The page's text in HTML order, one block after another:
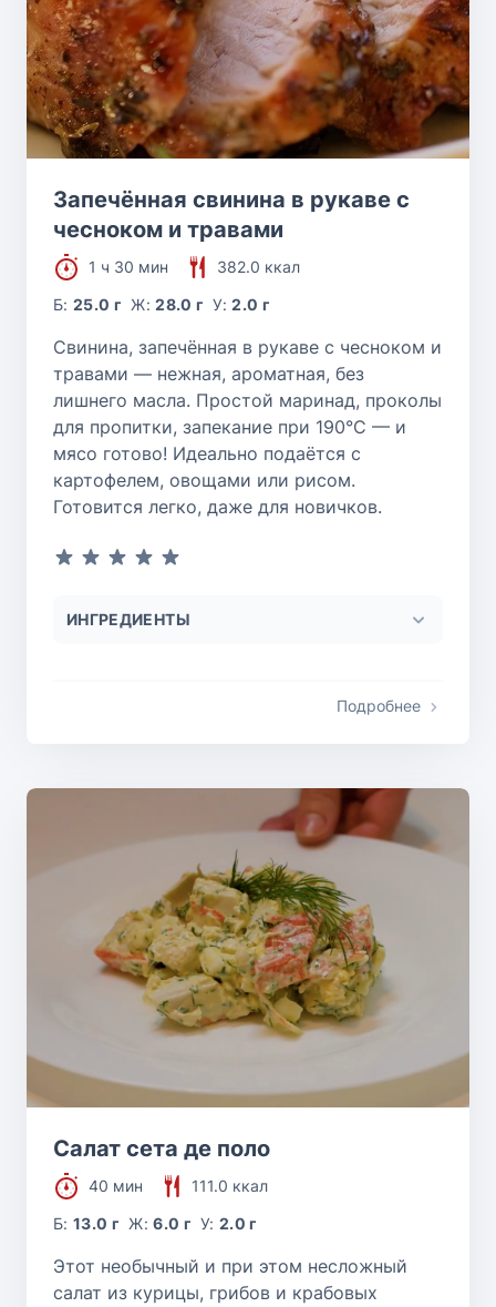
Запечённая свинина в рукаве с
чесноком и травами
1 ч 30 мин
382.0 ккал
Б:25.0 г Ж:28.0 г У:2.0 г
Свинина, запечённая в рукаве с чесноком и
травами — нежная, ароматная, без
лишнего масла. Простой маринад, проколы
для пропитки, запекание при 190°C — и
мясо готово! Идеально подаётся с
картофелем, овощами или рисом.
Готовится легко, даже для новичков.
ИНГРЕДИЕНТЫ
Подробнее
Салат сета де поло
40 мин
111.0 ккал
Б:13.0 г Ж:6.0 г У:2.0 г
Этот необычный и при этом несложный
салат из курицы, грибов и крабовых